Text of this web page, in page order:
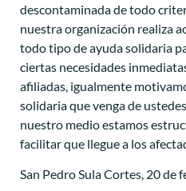
descontaminada de todo
nuestra organización realiza
todo tipo de ayuda solidaria
ciertas necesidades
afiliadas, igualmente
solidaria que venga de
nuestro medio estamos
facilitar que llegue a los
San Pedro Sula Cortes, 20 de